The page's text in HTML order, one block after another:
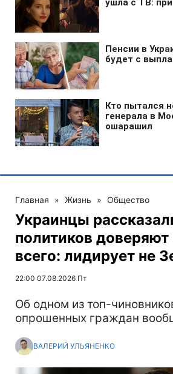
Главная » Жизнь » Общество
Украинцы
политиков
всего: лидирует не
22:00 07.08.2026 Пт
Об одном из топ-
опрошенных граждан
ВАЛЕРИЙ УЛЬЯНЕНКО